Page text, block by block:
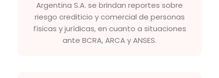
Argentina S.A. se brindan reportes sobre
riesgo crediticio y comercial de personas
físicas y jurídicas, en cuanto a situaciones
ante BCRA, ARCA y ANSES.